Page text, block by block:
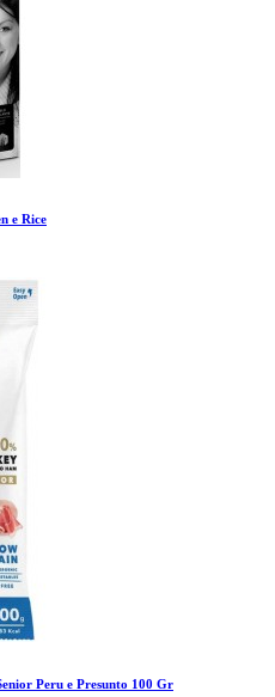
e Rice
Peru e Presunto 100 Gr